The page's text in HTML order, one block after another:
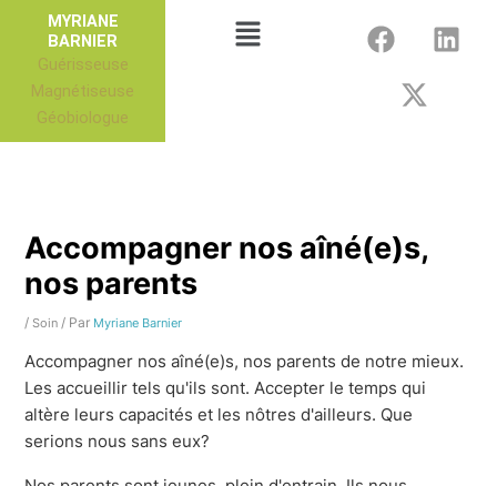
contenu
MYRIANE
BARNIER
Guérisseuse
Magnétiseuse
Géobiologue
Menu
F
a
L
i
t
w
r
Accompagner nos aîné(e)s,
nos parents
/Soin / Par Myriane Barnier
Accompagner nos aîné(e)s, nos parents de notre mieux.
Les accueillir tels qu'ils sont. Accepter le temps qui
altère leurs capacités et les nôtres d'ailleurs. Que
serions nous sans eux?